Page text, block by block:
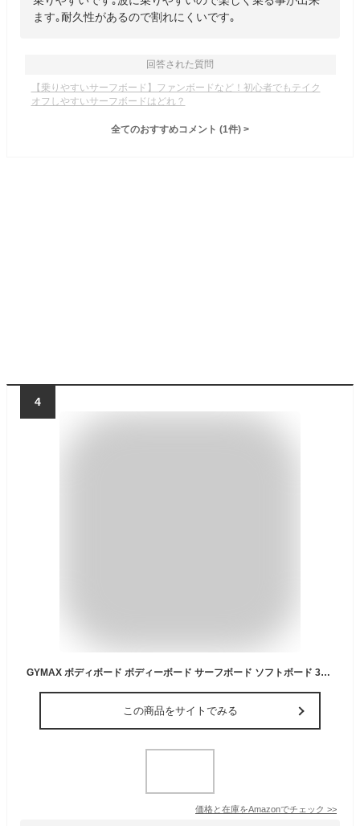
ます｡耐久性があるので割れにくいです｡
回答された質問
【乗りやすいサーフボード】ファンボードなど！初心者でもテイク
オフしやすいサーフボードはどれ？
全てのおすすめコメント (1件) >
4
GYMAX ボディボード ボディーボード サーフボード ソフトボード 37インチ リーシュコード付き マリンスポーツ XPEデッキ付き EPSコア メンズ レディス 初心者 子供用 軽量 安定 滑り止め ビーチ プール ウォーターパーク 水泳 サーフィン用 夏休み 夏の日 大活躍 シャークパターン (ココナッツツリー-M)
この商品をサイトでみる
価格と在庫をAmazonでチェック >>